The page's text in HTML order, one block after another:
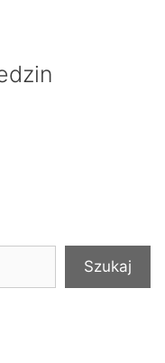
Szukaj